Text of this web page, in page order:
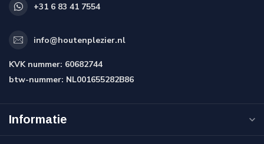
+31 6 83 41 7554
info@houtenplezier.nl
KVK nummer: 60682744
btw-nummer: NL001655282B86
Informatie